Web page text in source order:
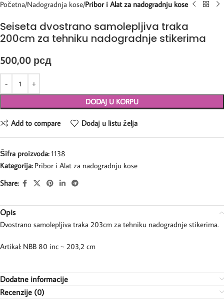
Početna Nadogradnja kose Pribor i Alat za nadogradnju kose
Seiseta dvostrano samolepljiva traka
200cm za tehniku nadogradnje stikerima
500,00 рсд
DODAJ U KORPU
Add to compare Dodaj u listu želja
Šifra proizvoda:1138
Kategorija: Pribor i Alat za nadogradnju kose
Share:
Opis
Dvostrano samolepljiva traka 203cm za tehniku nadogradnje stikerima.
Artikal: NBB 80 inc ~ 203,2 cm
Dodatne informacije
Recenzije (0)